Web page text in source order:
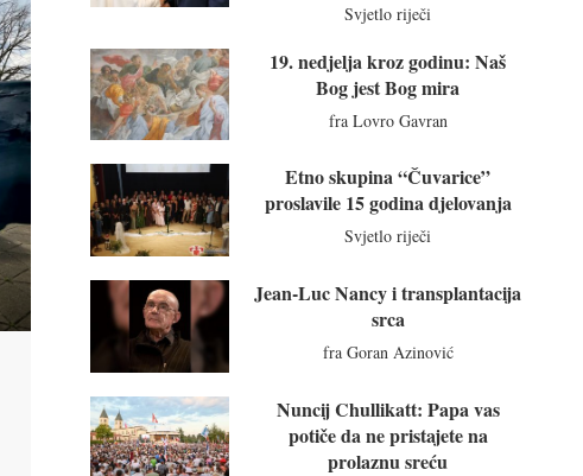
Svjetlo riječi
19. nedjelja kroz godinu: Naš
Bog jest Bog mira
fra Lovro Gavran
Etno skupina “Čuvarice”
proslavile 15 godina djelovanja
Svjetlo riječi
Jean-Luc Nancy i transplantacija
srca
fra Goran Azinović
Nuncij Chullikatt: Papa vas
potiče da ne pristajete na
prolaznu sreću